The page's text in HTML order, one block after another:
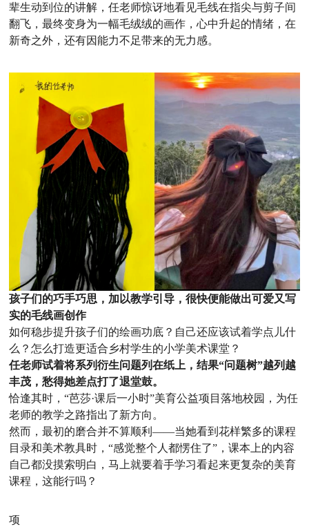
辈生动到位的讲解，任老师惊讶地看见毛线在指尖与剪子间
翻飞，最终变身为一幅毛绒绒的画作，心中升起的情绪，在
新奇之外，还有因能力不足带来的无力感。
孩子们的巧手巧思，加以教学引导，很快便能做出可爱又写
实的毛线画创作
如何稳步提升孩子们的绘画功底？自己还应该试着学点儿什
么？怎么打造更适合乡村学生的小学美术课堂？
任老师试着将系列衍生问题列在纸上，结果“问题树”越列越
丰茂，愁得她差点打了退堂鼓。
恰逢其时，“芭莎·课后一小时”美育公益项目落地校园，为任
老师的教学之路指出了新方向。
然而，最初的磨合并不算顺利——当她看到花样繁多的课程
目录和美术教具时，“感觉整个人都愣住了”，课本上的内容
自己都没摸索明白，马上就要着手学习看起来更复杂的美育
课程，这能行吗？
项